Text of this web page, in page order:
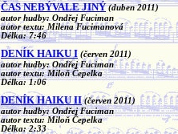
ČAS NEBÝVALE JINÝ (duben 2011)
autor hudby: Ondřej Fuciman
autor textu: Milena Fucimanová
Délka: 7:46
DENÍK HAIKU I (červen 2011)
autor hudby: Ondřej Fuciman
autor textu: Miloň Čepelka
Délka: 1:06
DENÍK HAIKU II (červen 2011)
autor hudby: Ondřej Fuciman
autor textu: Miloň Čepelka
Délka: 2:33